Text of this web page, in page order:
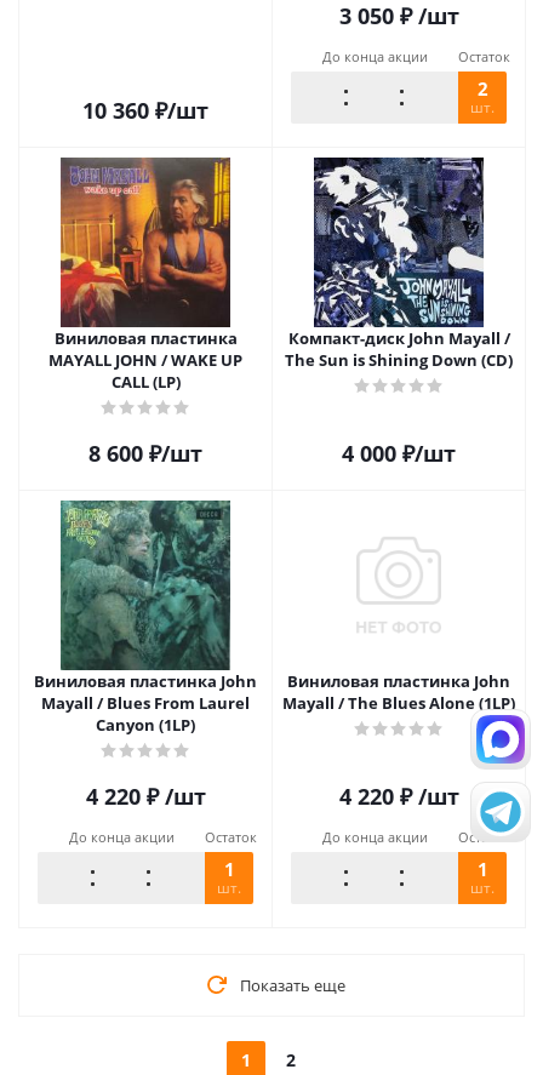
10 360 ₽/шт
3 050₽ /шт
До конца акции Остаток
2
шт.
Виниловая пластинка
MAYALL JOHN / WAKE UP
CALL (LP)
8 600 ₽/шт
Компакт-диск John Mayall /
The Sun is Shining Down (CD)
4 000 ₽/шт
Виниловая пластинка John
Mayall / Blues From Laurel
Canyon (1LP)
4 220₽ /шт
До конца акции Остаток
1
шт.
Виниловая пластинка John
Mayall / The Blues Alone (1LP)
4 220₽ /шт
До конца акции Остаток
1
шт.
Показать еще
1 2